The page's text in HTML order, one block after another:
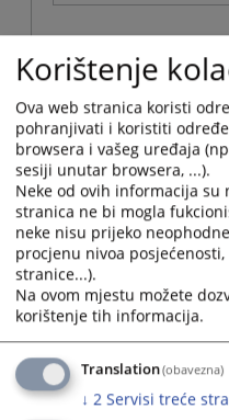
Osnovni sud u Zvorniku
Naziv institucije:
Osnovni sud u
Adresa:
Svetog Save 122, 75400
Telefon:
056 210 398 i 056 213
Telefaks:
056 211 667
Adresa elektronske pošte:
ossud-
Web stranica:
https://ossud-
Radno vrijeme:
07:00 - 15:00
Potvrde
U Osnovnom sudu u
prava u krivičnom,
izvršnom i prekršajnom
Zemljišno-knjižnoj
Korištenje
Ova web stranica koristi
pohranjivati i koristiti
browsera i vašeg uređaja
sesiji unutar browsera, ...).
Neke od ovih informacija
stranica ne bi mogla
neke nisu prijeko
procjenu nivoa
stranice...).
Na ovom mjestu možete
korištenje tih informacija.
Translation(obavezna)
↓ 2 Servisi treće